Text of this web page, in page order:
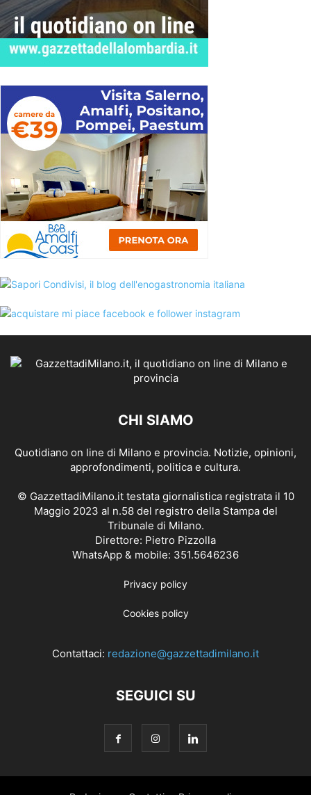
CHI SIAMO
Quotidiano on line di Milano e provincia. Notizie, opinioni,
approfondimenti, politica e cultura.
© GazzettadiMilano.it testata giornalistica registrata il 10
Maggio 2023 al n.58 del registro della Stampa del
Tribunale di Milano.
Direttore: Pietro Pizzolla
WhatsApp & mobile: 351.5646236
Privacy policy
Cookies policy
Contattaci: redazione@gazzettadimilano.it
SEGUICI SU